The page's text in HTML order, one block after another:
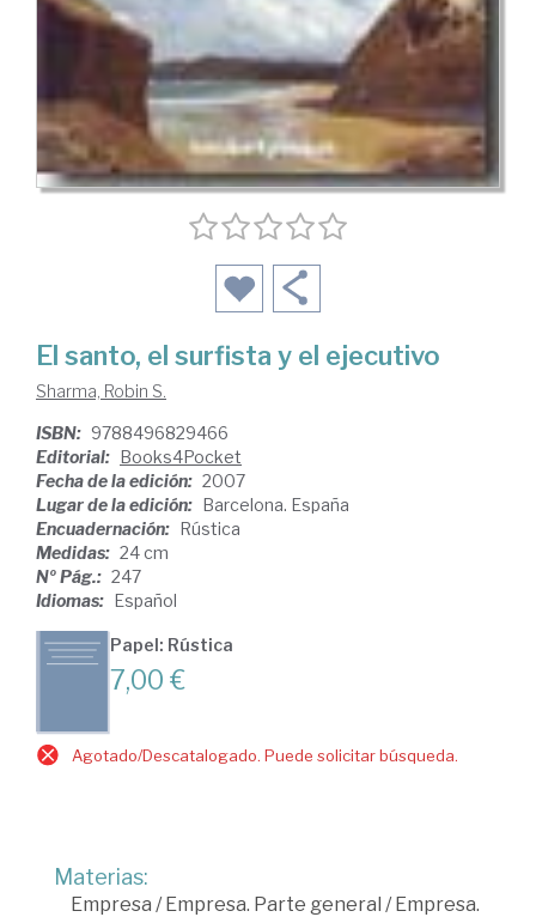
El santo, el surfista y el ejecutivo
Sharma, Robin S.
ISBN: 9788496829466
Editorial: Books4Pocket
Fecha de la edición: 2007
Lugar de la edición: Barcelona. España
Encuadernación: Rústica
Medidas: 24 cm
Nº Pág.: 247
Idiomas: Español
Papel: Rústica
7,00 €
Agotado/Descatalogado. Puede solicitar búsqueda.
Materias:
Empresa /Empresa. Parte general /Empresa.